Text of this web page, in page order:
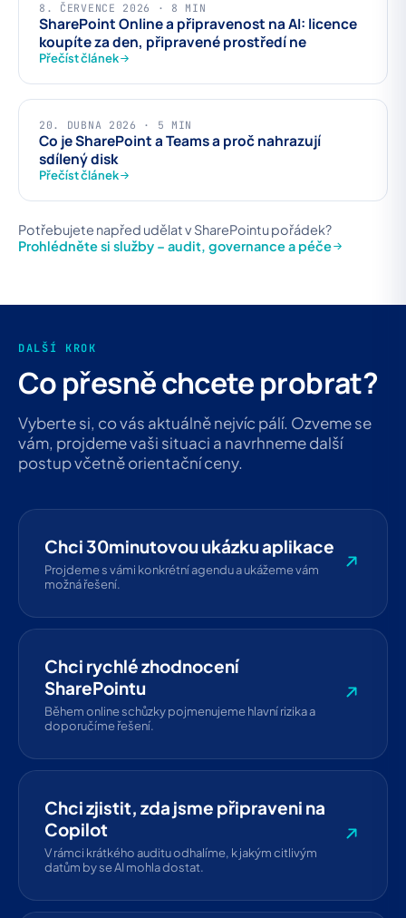
8. ČERVENCE 2026 · 8 MIN
SharePoint Online a připravenost na AI: licence
koupíte za den, připravené prostředí ne
Přečíst článek
20. DUBNA 2026 · 5 MIN
Co je SharePoint a Teams a proč nahrazují
sdílený disk
Přečíst článek
Potřebujete napřed udělat v SharePointu pořádek?
Prohlédněte si služby – audit, governance a péče
DALŠÍ KROK
Co přesně chcete probrat?
Vyberte si, co vás aktuálně nejvíc pálí. Ozveme se
vám, projdeme vaši situaci a navrhneme další
postup včetně orientační ceny.
Chci 30minutovou ukázku aplikace
Projdeme s vámi konkrétní agendu a ukážeme vám
možná řešení.
Chci rychlé zhodnocení
SharePointu
Během online schůzky pojmenujeme hlavní rizika a
doporučíme řešení.
Chci zjistit, zda jsme připraveni na
Copilot
V rámci krátkého auditu odhalíme, k jakým citlivým
datům by se AI mohla dostat.